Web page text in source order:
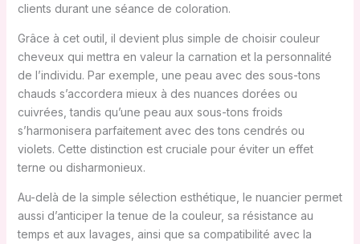
clients durant une séance de coloration.
Grâce à cet outil, il devient plus simple de choisir couleur
cheveux qui mettra en valeur la carnation et la personnalité
de l’individu. Par exemple, une peau avec des sous-tons
chauds s’accordera mieux à des nuances dorées ou
cuivrées, tandis qu’une peau aux sous-tons froids
s’harmonisera parfaitement avec des tons cendrés ou
violets. Cette distinction est cruciale pour éviter un effet
terne ou disharmonieux.
Au-delà de la simple sélection esthétique, le nuancier permet
aussi d’anticiper la tenue de la couleur, sa résistance au
temps et aux lavages, ainsi que sa compatibilité avec la